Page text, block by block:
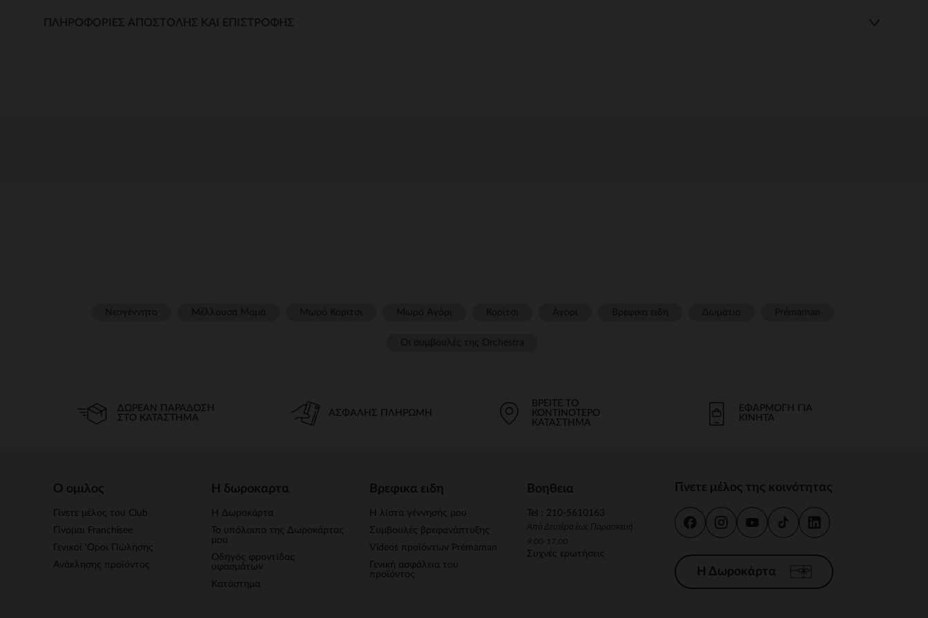
ΠΛΗΡΟΦΟΡΊΕΣ ΑΠΟΣΤΟΛΉΣ ΚΑΙ ΕΠΙΣΤΡΟΦΉΣ
ΔΩΡΕΆΝ ΠΑΡΆΔΟΣΗ
ΣΤΟ ΚΑΤΆΣΤΗΜΑ
ΑΣΦΑΛΉΣ ΠΛΗΡΩΜΉ
ΒΡΕΊΤΕ ΤΟ
ΚΟΝΤΙΝΌΤΕΡΟ
ΚΑΤΆΣΤΗΜΑ
ΕΦΑΡΜΟΓΉ ΓΙΑ
ΚΙΝΗΤΆ
Ο ομιλος
Γίνετε μέλος του Club
Γίνομαι Franchisee
Γενικοί 'Οροι Πώλησης
Ανάκλησης προϊόντος
Η δωροκαρτα
Η Δωροκάρτα
Το υπόλοιπο της Δωροκάρτας
μου
Οδηγός φροντίδας
υφασμάτων
Κατάστημα
Βρεφικα ειδη
Η λίστα γέννησής μου
Συμβουλές βρεφανάπτυξης
Videos προϊόντων Prémaman
Γενική ασφάλεια του
προϊόντος
Βοηθεια
Tel : 210-5610163
Από Δευτέρα έως Παρασκευή
9.00-17.00
Συχνές ερωτήσεις
Γίνετε μέλος της κοινότητας
Η Δωροκάρτα